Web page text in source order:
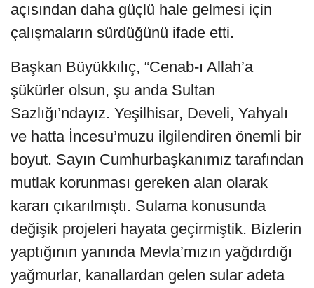
açısından daha güçlü hale gelmesi için
çalışmaların sürdüğünü ifade etti.
Başkan Büyükkılıç, “Cenab-ı Allah’a
şükürler olsun, şu anda Sultan
Sazlığı’ndayız. Yeşilhisar, Develi, Yahyalı
ve hatta İncesu’muzu ilgilendiren önemli bir
boyut. Sayın Cumhurbaşkanımız tarafından
mutlak korunması gereken alan olarak
kararı çıkarılmıştı. Sulama konusunda
değişik projeleri hayata geçirmiştik. Bizlerin
yaptığının yanında Mevla’mızın yağdırdığı
yağmurlar, kanallardan gelen sular adeta